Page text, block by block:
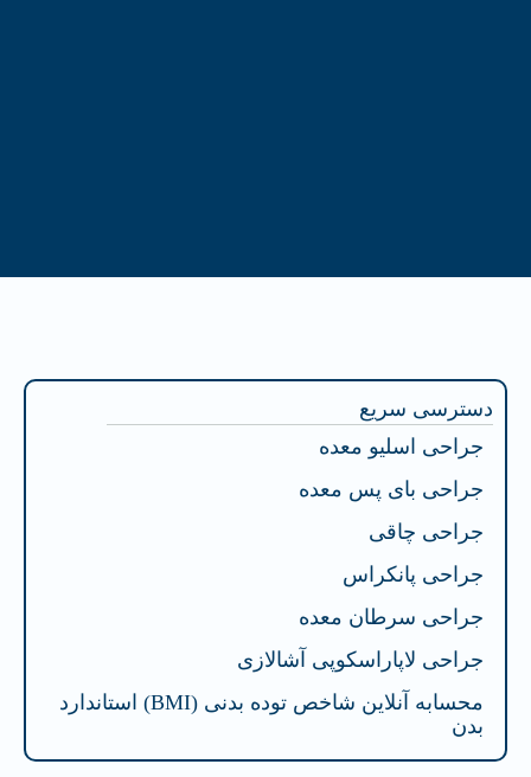
دسترسی سریع
جراحی اسلیو معده
جراحی بای پس معده
جراحی چاقی
جراحی پانکراس
جراحی سرطان معده
جراحی لاپاراسکوپی آشالازی
محسابه آنلاین شاخص توده بدنی (BMI) استاندارد
بدن